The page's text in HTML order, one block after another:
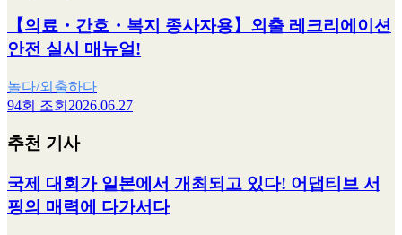
【의료・간호・복지 종사자용】외출 레크리에이션
안전 실시 매뉴얼!
놀다/외출하다
94회 조회 2026.06.27
추천 기사
국제 대회가 일본에서 개최되고 있다! 어댑티브 서
핑의 매력에 다가서다